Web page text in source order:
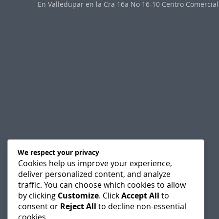
En Valledupar en la Cra 16a No 16-10 Centro
We respect your privacy
Cookies help us improve your experience,
deliver personalized content, and analyze
traffic. You can choose which cookies to allow
by clicking Customize. ClickAccept All to
consent or Reject All to decline non-essential